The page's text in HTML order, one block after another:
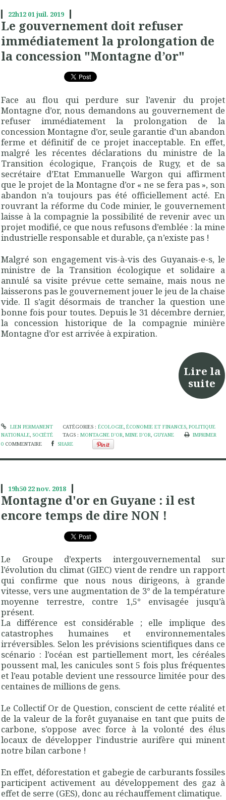
22h12 01juil. 2019
Le gouvernement doit refuser
immédiatement la prolongation de
la concession "Montagne d’or"
Face au flou qui perdure sur l’avenir du projet
Montagne d’or, nous demandons au gouvernement de
refuser immédiatement la prolongation de la
concession Montagne d’or, seule garantie d’un abandon
ferme et définitif de ce projet inacceptable. En effet,
malgré les récentes déclarations du ministre de la
Transition écologique, François de Rugy, et de sa
secrétaire d’Etat Emmanuelle Wargon qui affirment
que le projet de la Montagne d’or « ne se fera pas », son
abandon n’a toujours pas été officiellement acté. En
rouvrant la réforme du Code minier, le gouvernement
laisse à la compagnie la possibilité de revenir avec un
projet modifié, ce que nous refusons d’emblée : la mine
industrielle responsable et durable, ça n’existe pas !
Malgré son engagement vis-à-vis des Guyanais-e-s, le
ministre de la Transition écologique et solidaire a
annulé sa visite prévue cette semaine, mais nous ne
laisserons pas le gouvernement jouer le jeu de la chaise
vide. Il s’agit désormais de trancher la question une
bonne fois pour toutes. Depuis le 31 décembre dernier,
la concession historique de la compagnie minière
Montagne d’or est arrivée à expiration.
Lire la
suite
LIEN PERMANENT CATÉGORIES : ÉCOLOGIE, ÉCONOMIE ET FINANCES, POLITIQUE
NATIONALE, SOCIÉTÉ TAGS :MONTAGNE D'OR,MINE D'OR, GUYANE
IMPRIMER
0 COMMENTAIRE SHARE
19h50 22nov. 2018
Montagne d'or en Guyane : il est
encore temps de dire NON !
Le Groupe d’experts intergouvernemental sur
l’évolution du climat (GIEC) vient de rendre un rapport
qui confirme que nous nous dirigeons, à grande
vitesse, vers une augmentation de 3° de la température
moyenne terrestre, contre 1,5° envisagée jusqu’à
présent.
La différence est considérable ; elle implique des
catastrophes humaines et environnementales
irréversibles. Selon les prévisions scientifiques dans ce
scénario : l’océan est partiellement mort, les céréales
poussent mal, les canicules sont 5 fois plus fréquentes
et l’eau potable devient une ressource limitée pour des
centaines de millions de gens.
Le Collectif Or de Question, conscient de cette réalité et
de la valeur de la forêt guyanaise en tant que puits de
carbone, s’oppose avec force à la volonté des élus
locaux de développer l’industrie aurifère qui minent
notre bilan carbone !
En effet, déforestation et gabegie de carburants fossiles
participent activement au développement des gaz à
effet de serre (GES), donc au réchauffement climatique.